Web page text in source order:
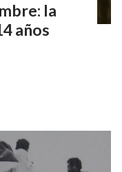
la
años